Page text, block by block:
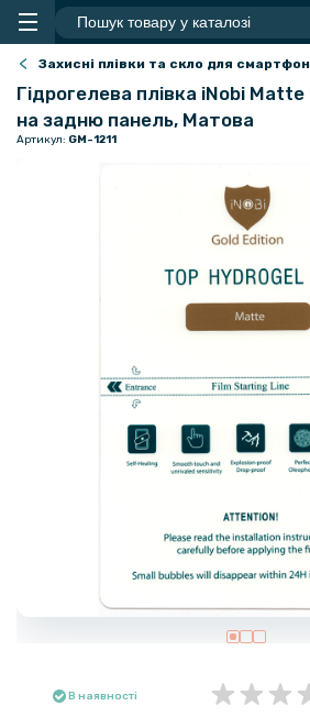
Захисні плівки та скло для
Гідрогелева плівка iNobi
на задню панель, Матова
Артикул: GM-1211
В наявності